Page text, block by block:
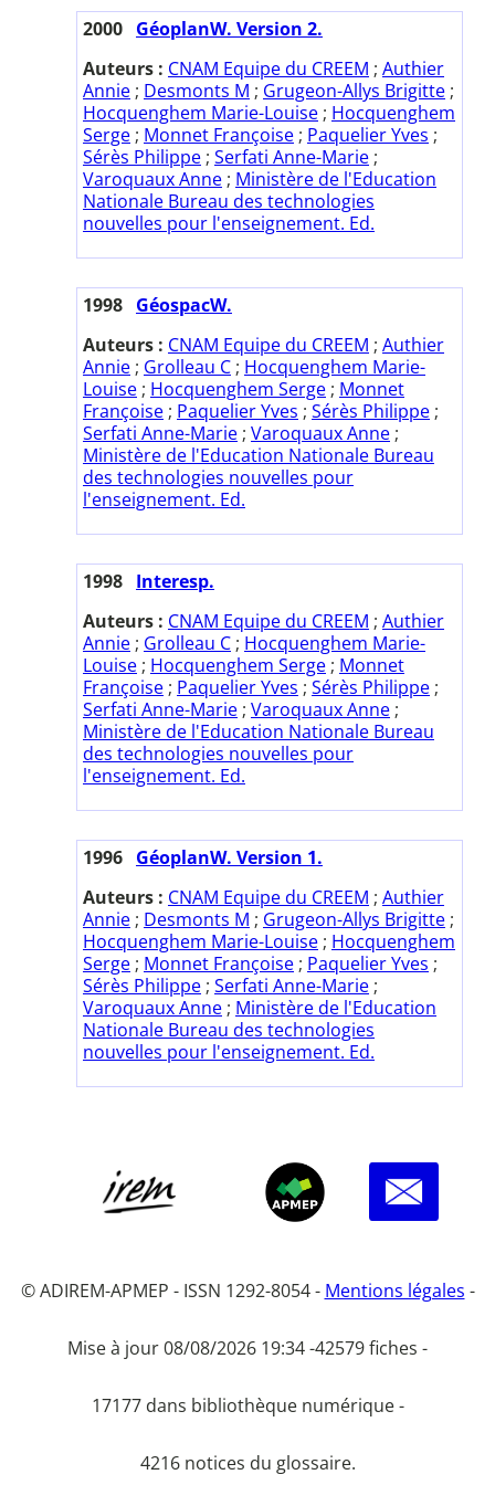
2000 GéoplanW. Version 2.
Auteurs : CNAM Equipe du CREEM ; Authier
Annie ; Desmonts M ; Grugeon-Allys Brigitte ;
Hocquenghem Marie-Louise ; Hocquenghem
Serge ; Monnet Françoise ; Paquelier Yves ;
Sérès Philippe ; Serfati Anne-Marie ;
Varoquaux Anne ; Ministère de l'Education
Nationale Bureau des technologies
nouvelles pour l'enseignement. Ed.
1998 GéospacW.
Auteurs : CNAM Equipe du CREEM ; Authier
Annie ; Grolleau C ; Hocquenghem Marie-
Louise ; Hocquenghem Serge ; Monnet
Françoise ; Paquelier Yves ; Sérès Philippe ;
Serfati Anne-Marie ; Varoquaux Anne ;
Ministère de l'Education Nationale Bureau
des technologies nouvelles pour
l'enseignement. Ed.
1998 Interesp.
Auteurs : CNAM Equipe du CREEM ; Authier
Annie ; Grolleau C ; Hocquenghem Marie-
Louise ; Hocquenghem Serge ; Monnet
Françoise ; Paquelier Yves ; Sérès Philippe ;
Serfati Anne-Marie ; Varoquaux Anne ;
Ministère de l'Education Nationale Bureau
des technologies nouvelles pour
l'enseignement. Ed.
1996 GéoplanW. Version 1.
Auteurs : CNAM Equipe du CREEM ; Authier
Annie ; Desmonts M ; Grugeon-Allys Brigitte ;
Hocquenghem Marie-Louise ; Hocquenghem
Serge ; Monnet Françoise ; Paquelier Yves ;
Sérès Philippe ; Serfati Anne-Marie ;
Varoquaux Anne ; Ministère de l'Education
Nationale Bureau des technologies
nouvelles pour l'enseignement. Ed.
© ADIREM-APMEP - ISSN 1292-8054 - Mentions légales -
Mise à jour 08/08/2026 19:34 -42579 fiches -
17177 dans bibliothèque numérique -
4216 notices du glossaire.